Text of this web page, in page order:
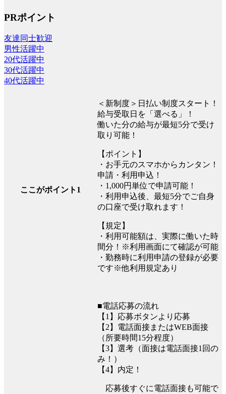
PRポイント
友達同士歓迎
男性活躍中
20代活躍中
30代活躍中
40代活躍中
ここがポイント1
＜新制度＞日払い制度スタート！
給与受取日を「選べる」！
働いた分の給与が最短5分で受け
取り可能！
【ポイント】
・お手元のスマホからカンタン！
申請・利用申込！
・1,000円単位で申請可能！
・利用申込後、最短5分でご自身
の口座で受け取れます！
【規定】
・利用可能額は、実際に働いた時
間分！※利用画面にて確認が可能
・勤務時に利用申請の登録が必要
です※他利用規定あり
■電話応募の流れ
【1】応募ボタンより応募
【2】電話面接またはWEB面接
（所要時間15分程度）
【3】選考（面接は電話面接1回の
み！）
【4】内定！
応募後すぐに電話面接も可能で